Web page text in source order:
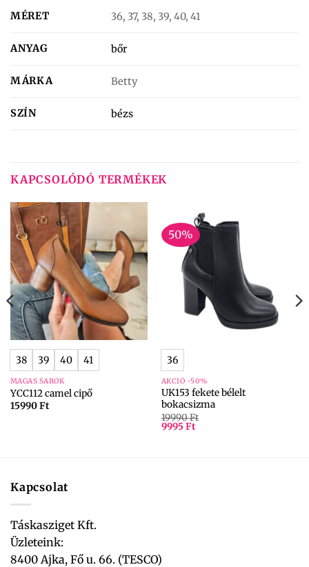
MÉRET 36, 37, 38, 39, 40, 41
ANYAG bőr
MÁRKA Betty
SZÍN bézs
KAPCSOLÓDÓ TERMÉKEK
38 39 40 41
MAGAS SAROK
YCC112 camel cipő
15990Ft
50%
36
AKCIÓ -50%
UK153 fekete bélelt
bokacsizma
19990Ft
9995Ft
Kapcsolat
Táskasziget Kft.
Üzleteink:
8400 Ajka, Fő u. 66. (TESCO)